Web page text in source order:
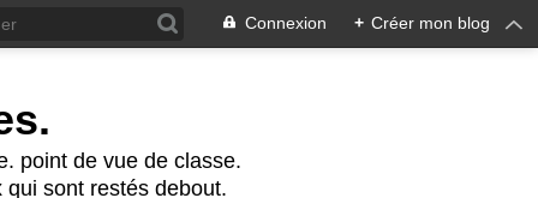
Connexion + Créer mon blog
point de vue de classe.
sont restés debout.